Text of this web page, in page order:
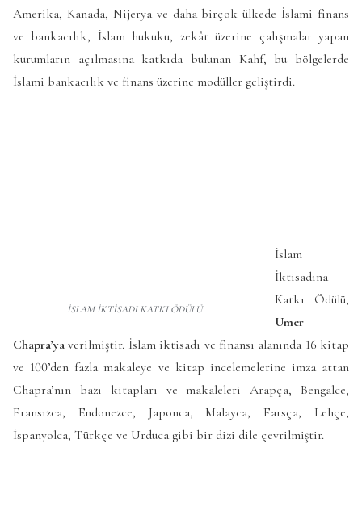
Amerika, Kanada, Nijerya ve daha birçok ülkede İslami finans
ve bankacılık, İslam hukuku, zekât üzerine çalışmalar yapan
kurumların açılmasına katkıda bulunan Kahf, bu bölgelerde
İslami bankacılık ve finans üzerine modüller geliştirdi.
İSLAM İKTİSADI KATKI ÖDÜLÜ
İslam
İktisadına
Katkı Ödülü,
Umer
Chapra’ya verilmiştir. İslam iktisadı ve finansı alanında 16 kitap
ve 100’den fazla makaleye ve kitap incelemelerine imza attan
Chapra’nın bazı kitapları ve makaleleri Arapça, Bengalce,
Fransızca, Endonezce, Japonca, Malayca, Farsça, Lehçe,
İspanyolca, Türkçe ve Urduca gibi bir dizi dile çevrilmiştir.